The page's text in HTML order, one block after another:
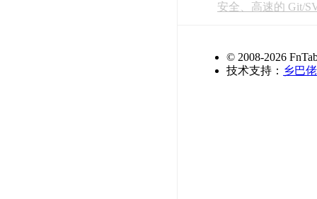
安全、高速的 Git/
© 2008-2026
技术支持： 乡巴